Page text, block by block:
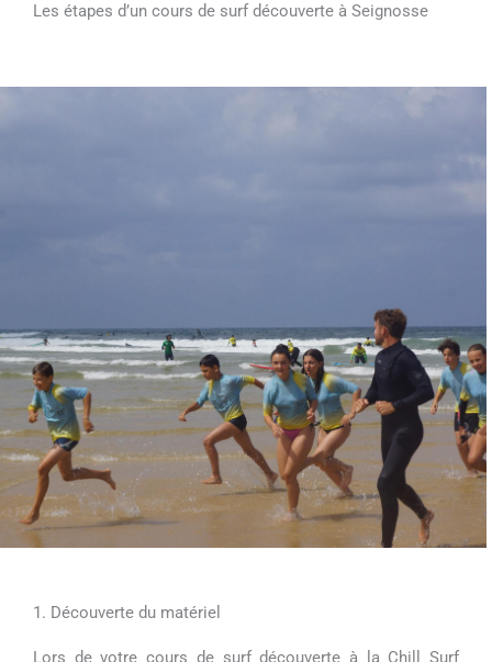
Les étapes d’un cours de surf découverte à Seignosse
1. Découverte du matériel
Lors de votre cours de surf découverte à la Chill Surf